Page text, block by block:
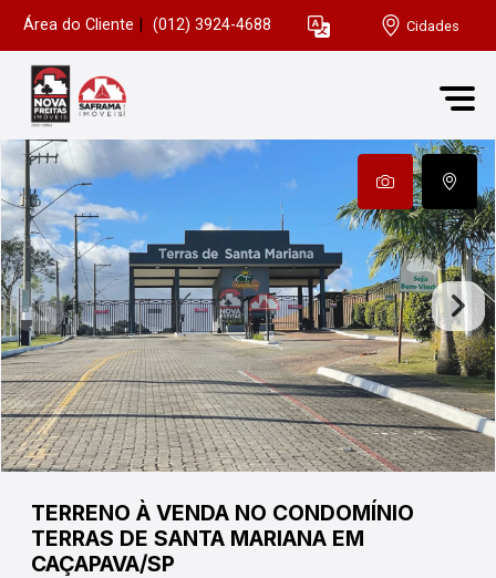
Área do Cliente (012) 3924-4688 Cidades
TERRENO À VENDA NO CONDOMÍNIO
TERRAS DE SANTA MARIANA EM
CAÇAPAVA/SP